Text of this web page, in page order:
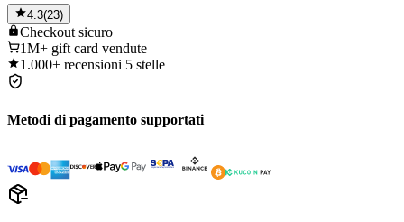
4.3(23)
Checkout sicuro
1M+ gift card vendute
1.000+ recensioni 5 stelle
Metodi di pagamento supportati